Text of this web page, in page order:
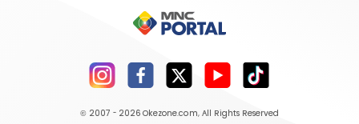
© 2007 - 2026 Okezone.com, All Rights Reserved